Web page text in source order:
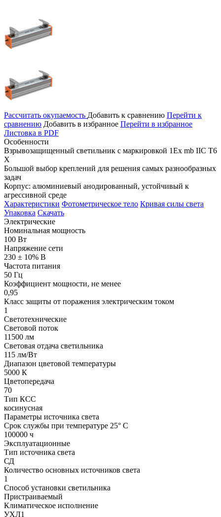
Рассчитать окупаемость Добавить к сравнению Перейти к
сравнению Добавить в избранное Перейти в избранное
Листовка в PDF
Особенности
Взрывозащищенный светильник с маркировкой 1Ex mb IIС T6
X
Большой выбор креплений для решения самых разнообразных
задач
Корпус: алюминиевый анодированный, устойчивый к
агрессивной среде
Характеристики Фотометрическое тело Кривая силы света
Упаковка Скачать
Электрические
Номинальная мощность
100 Вт
Напряжение сети
230 ± 10% В
Частота питания
50 Гц
Коэффициент мощности, не менее
0,95
Класс защиты от поражения электрическим током
1
Светотехнические
Световой поток
11500 лм
Световая отдача светильника
115 лм/Вт
Диапазон цветовой температуры
5000 К
Цветопередача
70
Тип КСС
косинусная
Параметры источника света
Срок службы при температуре 25° С
100000 ч
Эксплуатационные
Тип источника света
СД
Количество основных источников света
1
Способ установки светильника
Пристраиваемый
Климатическое исполнение
УХЛ1